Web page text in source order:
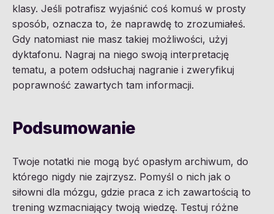
klasy. Jeśli potrafisz wyjaśnić coś komuś w prosty
sposób, oznacza to, że naprawdę to zrozumiałeś.
Gdy natomiast nie masz takiej możliwości, użyj
dyktafonu. Nagraj na niego swoją interpretację
tematu, a potem odsłuchaj nagranie i zweryfikuj
poprawność zawartych tam informacji.
Podsumowanie
Twoje notatki nie mogą być opasłym archiwum, do
którego nigdy nie zajrzysz. Pomyśl o nich jak o
siłowni dla mózgu, gdzie praca z ich zawartością to
trening wzmacniający twoją wiedzę. Testuj różne